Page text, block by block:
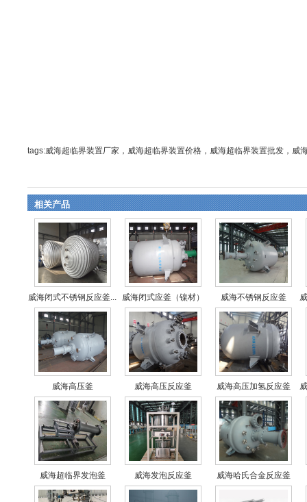
tags:威海超临界装置厂家，威海超临界装置价格，威海超临界装置批发，威
相关产品
威海闭式不锈钢反应釜... 威海闭式应釜（镍材） 威海不锈钢反应釜
威海高压釜 威海高压反应釜 威海高压加氢反应釜
威海超临界发泡釜 威海发泡反应釜 威海哈氏合金反应釜